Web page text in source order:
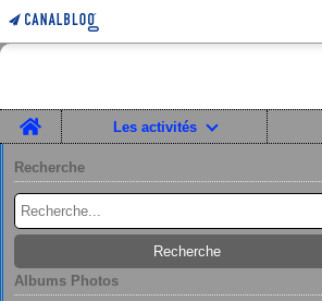
Home
Les activités
Recherche
Albums Photos